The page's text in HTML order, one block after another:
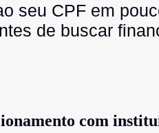
seu CPF em
de buscar
com